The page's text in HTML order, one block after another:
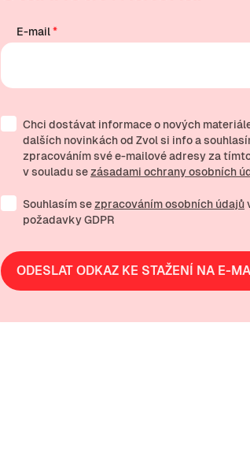
E-mail*
Chci dostávat informace o nových
dalších novinkách od Zvol si info a
zpracováním svée-mailovéadresy za
v souladu sezásadami ochrany osobních
Souhlasím sezpracováním osobních údajů
požadavky GDPR
ODESLAT ODKAZ KE STAŽENÍ NA E-